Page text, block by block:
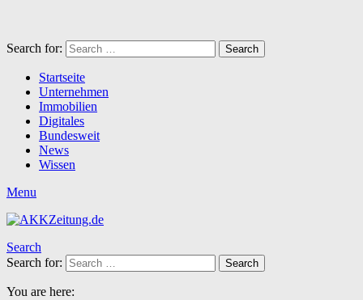
Search for: Search
Startseite
Unternehmen
Immobilien
Digitales
Bundesweit
News
Wissen
Menu
Search
Search for:
Search
You are here: